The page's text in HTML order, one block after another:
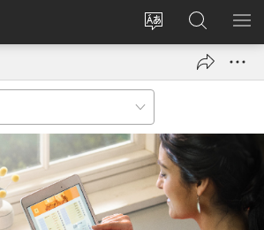
เปลี่ยน
เข้า
(เปิด
ใหม่)
ค้นหา
ใน
JW.ORG
แส